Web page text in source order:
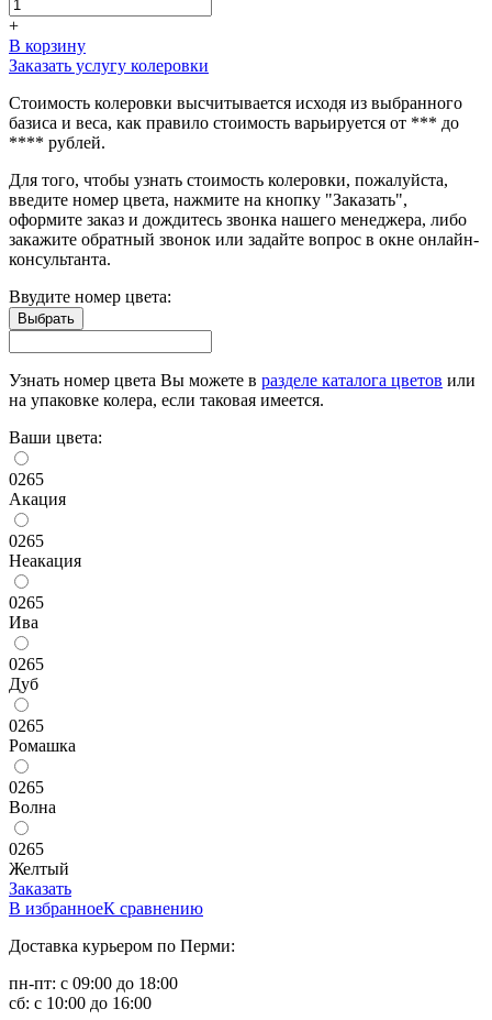
+
В корзину
Заказать услугу колеровки
Стоимость колеровки высчитывается исходя из выбранного
базиса и веса, как правило стоимость варьируется от *** до
**** рублей.
Для того, чтобы узнать стоимость колеровки, пожалуйста,
введите номер цвета, нажмите на кнопку "Заказать",
оформите заказ и дождитесь звонка нашего менеджера, либо
закажите обратный звонок или задайте вопрос в окне онлайн-
консультанта.
Ввудите номер цвета:
Узнать номер цвета Вы можете в разделе каталога цветов или
на упаковке колера, если таковая имеется.
Ваши цвета:
0265
Акация
0265
Неакация
0265
Ива
0265
Дуб
0265
Ромашка
0265
Волна
0265
Желтый
Заказать
В избранноеК сравнению
Доставка курьером по Перми:
пн-пт: с 09:00 до 18:00
сб: с 10:00 до 16:00